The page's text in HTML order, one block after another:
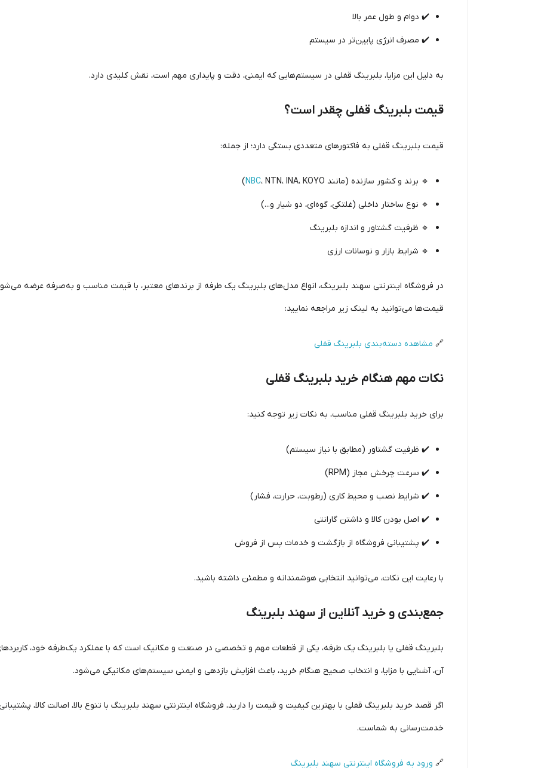
✔️ دوام و طول عمر بالا
✔️ مصرف انرژی پایین‌تر در سیستم
به دلیل این مزایا، بلبرینگ قفلی در سیستم‌هایی که ایمنی، دقت و پایداری مهم است، نقش کلیدی دارد.
قیمت بلبرینگ قفلی چقدر است؟
قیمت بلبرینگ قفلی به فاکتورهای متعددی بستگی دارد؛ از جمله:
🔹 برند و کشور سازنده (مانند NBC، NTN، INA، KOYO)
🔹 نوع ساختار داخلی (غلتکی، گوه‌ای، دو شیار و...)
🔹 ظرفیت گشتاور و اندازه بلبرینگ
🔹 شرایط بازار و نوسانات ارزی
در فروشگاه اینترنتی سهند بلبرینگ، انواع مدل‌های بلبرینگ یک طرفه از برندهای معتبر، با قیمت مناسب و به‌صرفه عرضه
قیمت‌ها می‌توانید به لینک زیر مراجعه نمایید:
🔗 مشاهده دسته‌بندی بلبرینگ قفلی
نکات مهم هنگام خرید بلبرینگ قفلی
برای خرید بلبرینگ قفلی مناسب، به نکات زیر توجه کنید:
✔️ ظرفیت گشتاور (مطابق با نیاز سیستم)
✔️ سرعت چرخش مجاز (RPM)
✔️ شرایط نصب و محیط کاری (رطوبت، حرارت، فشار)
✔️ اصل بودن کالا و داشتن گارانتی
✔️ پشتیبانی فروشگاه از بازگشت و خدمات پس از فروش
با رعایت این نکات، می‌توانید انتخابی هوشمندانه و مطمئن داشته باشید.
جمع‌بندی و خرید آنلاین از سهند بلبرینگ
بلبرینگ قفلی یا بلبرینگ یک طرفه، یکی از قطعات مهم و تخصصی در صنعت و مکانیک است که با عملکرد یک‌طرفه خود،
آن، آشنایی با مزایا، و انتخاب صحیح هنگام خرید، باعث افزایش بازدهی و ایمنی سیستم‌های مکانیکی می‌شود.
اگر قصد خرید بلبرینگ قفلی با بهترین کیفیت و قیمت را دارید، فروشگاه اینترنتی سهند بلبرینگ با تنوع بالا، اصالت کالا،
خدمت‌رسانی به شماست.
🔗 ورود به فروشگاه اینترنتی سهند بلبرینگ